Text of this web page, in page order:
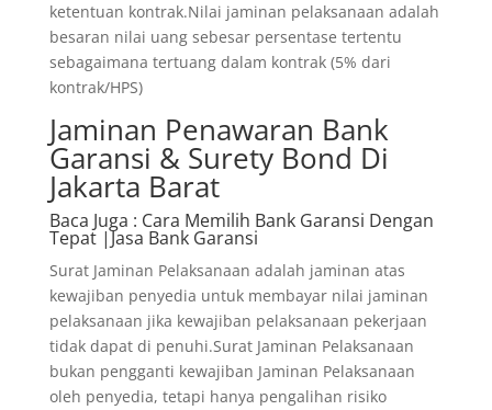
ketentuan kontrak.Nilai jaminan pelaksanaan adalah
besaran nilai uang sebesar persentase tertentu
sebagaimana tertuang dalam kontrak (5% dari
kontrak/HPS)
Jaminan Penawaran Bank
Garansi & Surety Bond Di
Jakarta Barat
Baca Juga : Cara Memilih Bank Garansi Dengan
Tepat |Jasa Bank Garansi
Surat Jaminan Pelaksanaan adalah jaminan atas
kewajiban penyedia untuk membayar nilai jaminan
pelaksanaan jika kewajiban pelaksanaan pekerjaan
tidak dapat di penuhi.Surat Jaminan Pelaksanaan
bukan pengganti kewajiban Jaminan Pelaksanaan
oleh penyedia, tetapi hanya pengalihan risiko